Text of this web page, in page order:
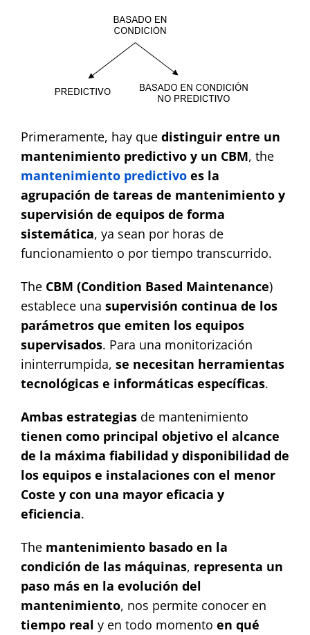
Primeramente, hay que distinguir entre un
mantenimiento predictivo y un CBM, the
mantenimiento predictivoes la
agrupación de tareas de mantenimiento y
supervisión de equipos de forma
sistemática, ya sean por horas de
funcionamiento o por tiempo transcurrido.
The CBM (Condition Based Maintenance)
establece una supervisión continua de los
parámetros que emiten los equipos
supervisados. Para una monitorización
ininterrumpida, se necesitan herramientas
tecnológicas e informáticas específicas.
Ambas estrategiasde mantenimiento
tienen como principal objetivo el alcance
de la máxima fiabilidad y disponibilidad de
los equipos e instalaciones con el menor
Coste y con una mayor eficacia y
eficiencia.
The mantenimiento basado en la
condición de las máquinas, representa un
paso más en la evolución del
mantenimiento, nos permite conocer en
tiempo real y en todo momento en qué